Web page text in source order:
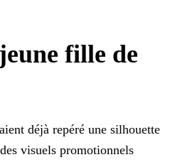
fille de
déjà repéré une silhouette
visuels promotionnels